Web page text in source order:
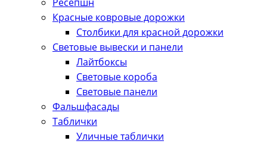
Красные ковровые дорожки
Столбики для красной дорожки
Световые вывески и панели
Лайтбоксы
Световые короба
Световые панели
Фальшфасады
Таблички
Уличные таблички